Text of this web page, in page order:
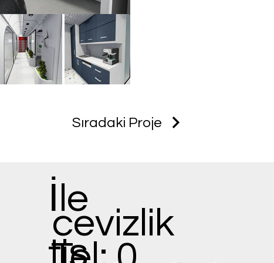
Sıradaki Proje
İle
tiş
cevizlik